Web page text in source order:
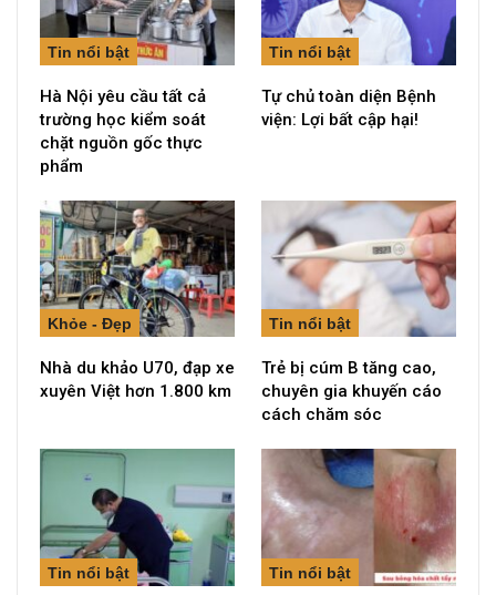
Tin nổi bật
Hà Nội yêu cầu tất cả
trường học kiểm soát
chặt nguồn gốc thực
phẩm
Tin nổi bật
Tự chủ toàn diện Bệnh
viện: Lợi bất cập hại!
Khỏe - Đẹp
Nhà du khảo U70, đạp xe
xuyên Việt hơn 1.800 km
Tin nổi bật
Trẻ bị cúm B tăng cao,
chuyên gia khuyến cáo
cách chăm sóc
Tin nổi bật Tin nổi bật